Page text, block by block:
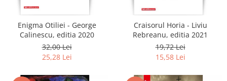
Enigma Otiliei - George
Calinescu, editia 2020
32,00 Lei
25,28 Lei
Craisorul Horia - Liviu
Rebreanu, editia 2021
19,72 Lei
15,58 Lei